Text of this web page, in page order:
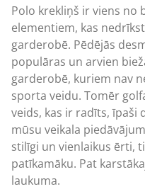
Polo krekliņš ir viens no
elementiem, kas
garderobē. Pēdējās
populāras un arvien
garderobē, kuriem nav
sporta veidu. Tomēr
veids, kas ir radīts, īpaši
mūsu veikala
stilīgi un vienlaikus ērti,
patīkamāku. Pat
laukuma.